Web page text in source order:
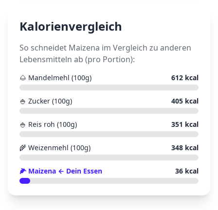
Kalorienvergleich
So schneidet Maizena im Vergleich zu anderen
Lebensmitteln ab (pro Portion):
🌰 Mandelmehl (100g) 612 kcal
🍚 Zucker (100g) 405 kcal
🍚 Reis roh (100g) 351 kcal
🌾 Weizenmehl (100g) 348 kcal
🌽 Maizena ← Dein Essen 36 kcal